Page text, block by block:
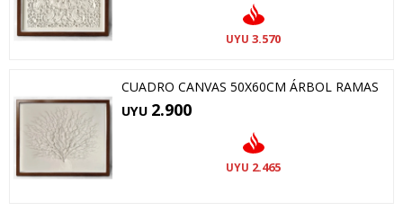
UYU 3.570
CUADRO CANVAS 50X60CM ÁRBOL RAMAS
UYU 2.900
UYU 2.465